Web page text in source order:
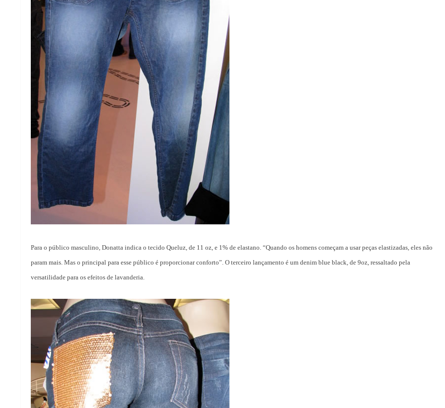
Para o público masculino, Donatta indica o tecido Queluz, de 11 oz, e 1% de elastano. “Quando os homens começam a usar peças elastizadas, eles não
param mais. Mas o principal para esse público é proporcionar conforto”. O terceiro lançamento é um denim blue black, de 9oz, ressaltado pela
versatilidade para os efeitos de lavanderia.